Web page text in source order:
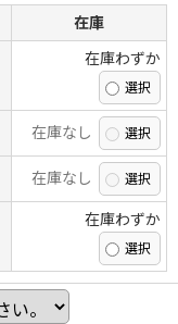
在庫
在庫わずか
在庫なし
在庫なし
在庫わずか